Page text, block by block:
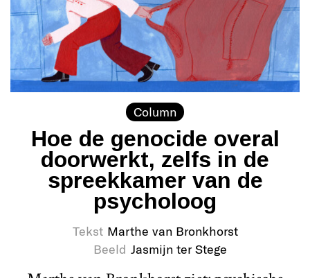
Column
Hoe de genocide overal
doorwerkt, zelfs in de
spreekkamer van de
psycholoog
Tekst Marthe van Bronkhorst
Beeld Jasmijn ter Stege